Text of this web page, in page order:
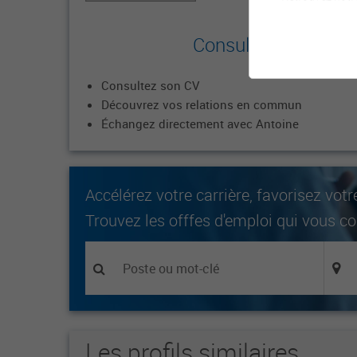
Consultez le profil
Consultez son CV
Découvrez vos relations en commun
Échangez directement avec Antoine
Accélérez votre carrière, favorisez
Trouvez les offfes d'emploi qui vous